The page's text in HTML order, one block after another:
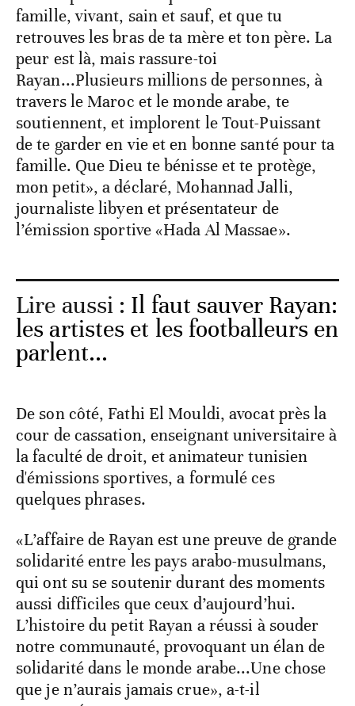
famille, vivant, sain et sauf, et que tu
retrouves les bras de ta mère et ton père. La
peur est là, mais rassure-toi
Rayan...Plusieurs millions de personnes, à
travers le Maroc et le monde arabe, te
soutiennent, et implorent le Tout-Puissant
de te garder en vie et en bonne santé pour ta
famille. Que Dieu te bénisse et te protège,
mon petit», a déclaré, Mohannad Jalli,
journaliste libyen et présentateur de
l’émission sportive «Hada Al Massae».
Lire aussi : Il faut sauver Rayan:
les artistes et les footballeurs en
parlent...
De son côté, Fathi El Mouldi, avocat près la
cour de cassation, enseignant universitaire à
la faculté de droit, et animateur tunisien
d'émissions sportives, a formulé ces
quelques phrases.
«L’affaire de Rayan est une preuve de grande
solidarité entre les pays arabo-musulmans,
qui ont su se soutenir durant des moments
aussi difficiles que ceux d’aujourd’hui.
L’histoire du petit Rayan a réussi à souder
notre communauté, provoquant un élan de
solidarité dans le monde arabe...Une chose
que je n’aurais jamais crue», a-t-il